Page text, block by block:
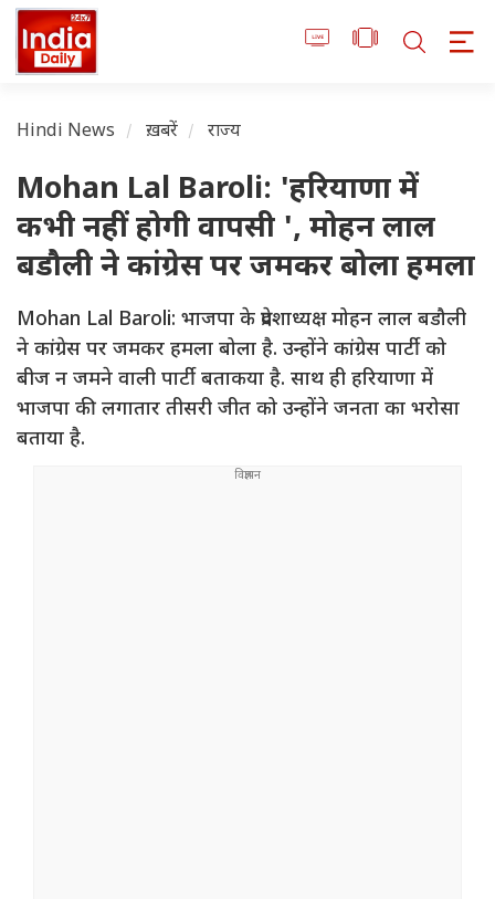
Hindi News ख़बरें राज्य
Mohan Lal Baroli: 'हरियाणा में
कभी नहीं होगी वापसी ', मोहन लाल
बडौली ने कांग्रेस पर जमकर बोला हमला
Mohan Lal Baroli: भाजपा के प्रदेशाध्यक्ष मोहन लाल बडौली
ने कांग्रेस पर जमकर हमला बोला है. उन्होंने कांग्रेस पार्टी को
बीज न जमने वाली पार्टी बताकया है. साथ ही हरियाणा में
भाजपा की लगातार तीसरी जीत को उन्होंने जनता का भरोसा
बताया है.